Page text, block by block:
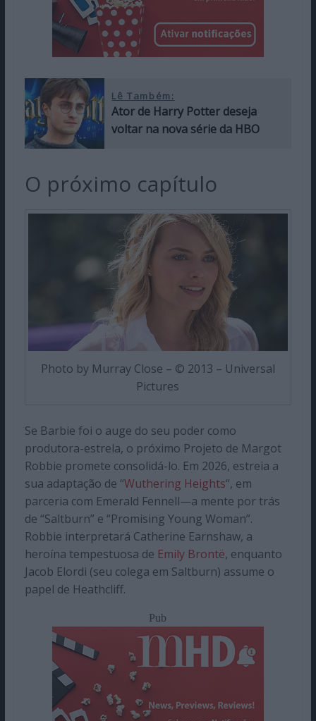
Lê Também:
Ator de Harry Potter deseja
voltar na nova série da HBO
O próximo capítulo
Photo by Murray Close – © 2013 – Universal
Pictures
Se Barbie foi o auge do seu poder como
produtora-estrela, o próximo Projeto de Margot
Robbie promete consolidá-lo. Em 2026, estreia a
sua adaptação de “Wuthering Heights“, em
parceria com Emerald Fennell—a mente por trás
de “Saltburn” e “Promising Young Woman”.
Robbie interpretará Catherine Earnshaw, a
heroína tempestuosa de Emily Brontë, enquanto
Jacob Elordi (seu colega em Saltburn) assume o
papel de Heathcliff.
Pub